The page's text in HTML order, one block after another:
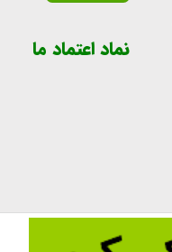
نماد اعتماد ما